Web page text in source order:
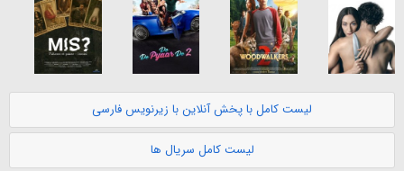
لیست کامل با پخش آنلاین با زیرنویس فارسی
لیست کامل سریال ها